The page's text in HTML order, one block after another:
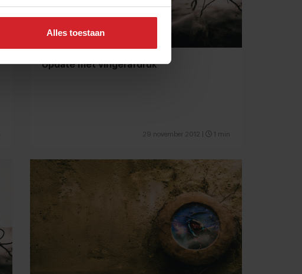
Alles toestaan
Update met vingerafdruk
29 november 2012 1 min